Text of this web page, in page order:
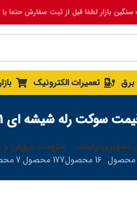
سنگین بازار لطفا قبل از ثبت سفارش حتما
برق تعمیرات الکترونیک
سوکت رله شیشه ای 11 پایه
تصویریتزئینات
16 محصول
ملزومات برق
177 محصول
فن و
7 محصول